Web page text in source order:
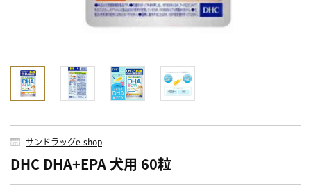
サンドラッグe-shop
DHC DHA+EPA 犬用 60粒